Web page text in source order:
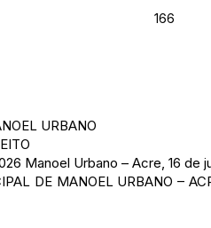
166
URBANO
Manoel Urbano – Acre, 16 de
DE MANOEL URBANO –